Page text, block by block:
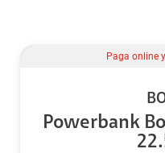
Paga online y
Powerbank